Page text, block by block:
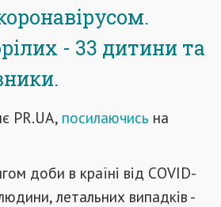
- 33 дитини та
PR.UA, посилаючись на
доби в країні від COVID-
летальних випадків -